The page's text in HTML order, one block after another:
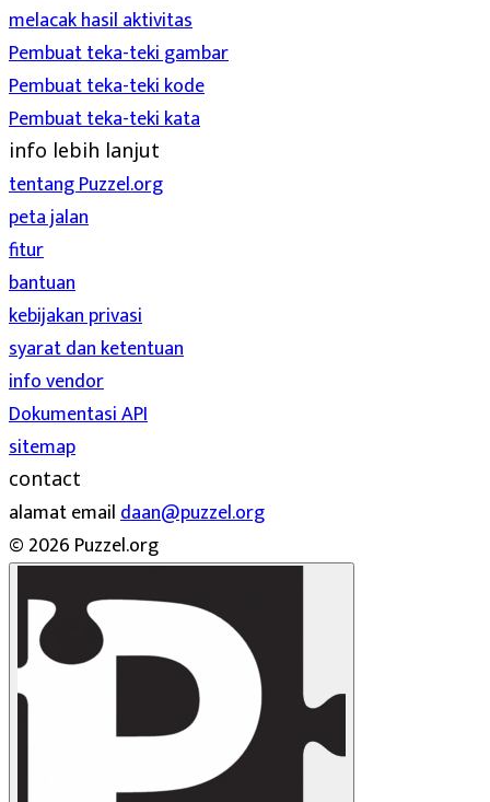
melacak hasil aktivitas
Pembuat teka-teki gambar
Pembuat teka-teki kode
Pembuat teka-teki kata
info lebih lanjut
tentang Puzzel.org
peta jalan
fitur
bantuan
kebijakan privasi
syarat dan ketentuan
info vendor
Dokumentasi API
sitemap
contact
alamat emaildaan@puzzel.org
© 2026 Puzzel.org